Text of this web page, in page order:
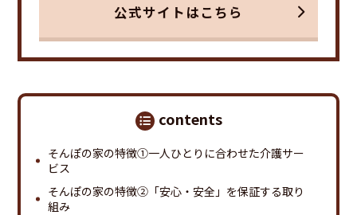
公式サイトはこちら
contents
そんぽの家の特徴①一人ひとりに合わせた介護サー
ビス
そんぽの家の特徴②「安心・安全」を保証する取り
組み